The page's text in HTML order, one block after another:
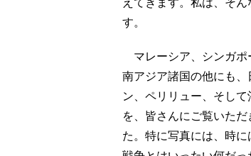
えてきます。私は、そ
す。
マレーシア、シンガポ
南アジア諸国の他にも
ン、ペリリュー、そし
を、皆さんにご覧いた
た。特に写真には、時